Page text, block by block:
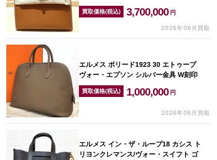
買取価格(税込) 3,700,000 円
2026年06月買取
エルメス ボリード1923 30 エトゥープ
ヴォー・エプソン シルバー金具 W刻印
買取価格(税込) 1,000,000 円
2026年06月買取
エルメス イン・ザ・ループ18 カシス ト
リヨンクレマンス/ヴォー・スイフト ゴ